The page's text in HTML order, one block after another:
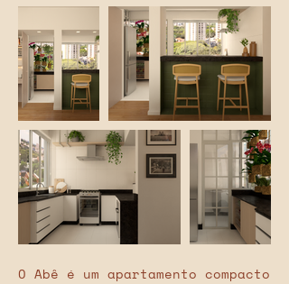
O Abê é um apartamento compacto